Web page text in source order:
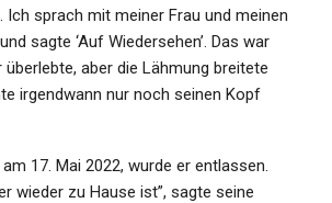
Ich sprach mit meiner Frau und meinen
sagte ‘Auf Wiedersehen’. Das war
überlebte, aber die Lähmung breitete
irgendwann nur noch seinen Kopf
17. Mai 2022, wurde er entlassen.
wieder zu Hause ist”, sagte seine